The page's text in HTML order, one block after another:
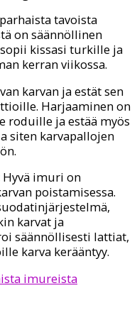
tavoista
on säännöllinen
kissasi turkille ja
kerran viikossa.
karvan ja estät sen
Harjaaminen on
roduille ja estää myös
siten karvapallojen
Hyvä imuri on
poistamisessa.
karvat ja
säännöllisesti lattiat,
karva kerääntyy.
imureista